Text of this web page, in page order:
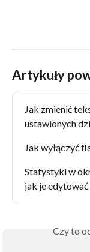
Artykuły
Jak zmienić
ustawionych
Jak wyłączyć
Statystyki w
jak je edytować
Czy to